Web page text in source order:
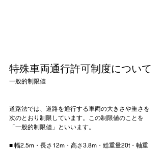
特殊車両通行許可制度について
一般的制限値
道路法では、道路を通行する車両の大きさや重さを
次のとおり制限しています。この制限値のことを
「一般的制限値」といいます。
■ 幅2.5m・長さ12m・高さ3.8m・総重量20t・軸重